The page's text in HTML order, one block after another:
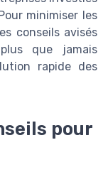
minimiser les
conseils avisés
que jamais
rapide des
pour